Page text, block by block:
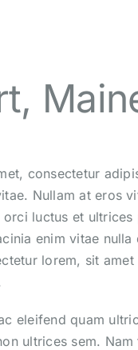
consectetur
Nullam at eros
luctus et ultrices
enim vitae
lorem, sit
eleifend quam
ultrices sem.